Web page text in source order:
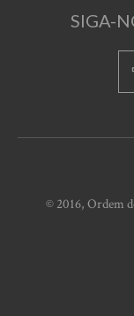
SIGA-
© 2016, Ordem